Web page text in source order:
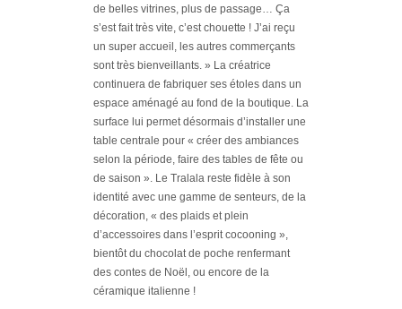
de belles vitrines, plus de passage… Ça
s’est fait très vite, c’est chouette ! J’ai reçu
un super accueil, les autres commerçants
sont très bienveillants. » La créatrice
continuera de fabriquer ses étoles dans un
espace aménagé au fond de la boutique. La
surface lui permet désormais d’installer une
table centrale pour « créer des ambiances
selon la période, faire des tables de fête ou
de saison ». Le Tralala reste fidèle à son
identité avec une gamme de senteurs, de la
décoration, « des plaids et plein
d’accessoires dans l’esprit cocooning »,
bientôt du chocolat de poche renfermant
des contes de Noël, ou encore de la
céramique italienne !